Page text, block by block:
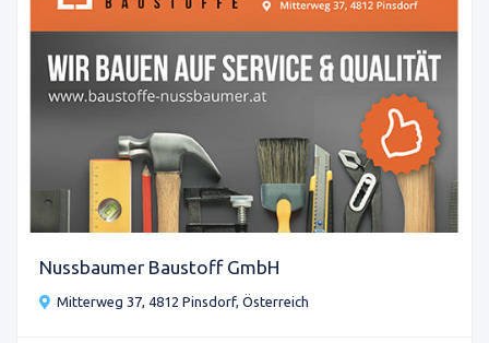
Nussbaumer Baustoff GmbH
Mitterweg 37, 4812 Pinsdorf, Österreich